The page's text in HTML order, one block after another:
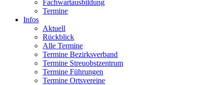
Fachwartausbildung
Termine
Infos
Aktuell
Rückblick
Alle Termine
Termine Bezirksverband
Termine Streuobstzentrum
Termine Führungen
Termine Ortsvereine